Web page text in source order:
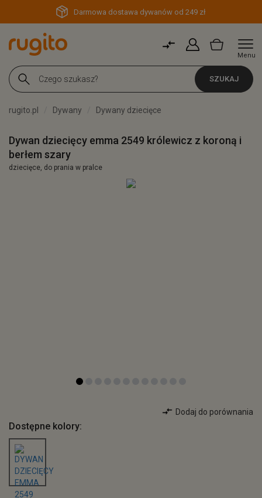
Darmowa dostawa dywanów od 249 zł
Menu
SZUKAJ
rugito.pl Dywany Dywany dziecięce
Dywan dziecięcy emma 2549 królewicz z koroną i
berłem szary
dziecięce, do prania w pralce
Dodaj do porównania
Dostępne kolory: